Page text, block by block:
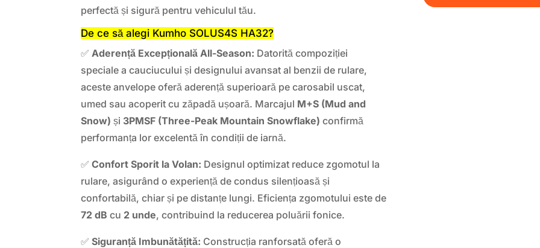
perfectă și sigură pentru vehiculul tău.
De ce să alegi Kumho SOLUS4S HA32?
✅ Aderență Excepțională All-Season: Datorită compoziției
speciale a cauciucului și designului avansat al benzii de rulare,
aceste anvelope oferă aderență superioară pe carosabil uscat,
umed sau acoperit cu zăpadă ușoară. Marcajul M+S (Mud and
Snow) și 3PMSF (Three-Peak Mountain Snowflake) confirmă
performanța lor excelentă în condiții de iarnă.
✅Confort Sporit la Volan: Designul optimizat reduce zgomotul la
rulare, asigurând o experiență de condus silențioasă și
confortabilă, chiar și pe distanțe lungi. Eficiența zgomotului este de
72 dB cu 2 unde, contribuind la reducerea poluării fonice.
✅Siguranță Imbunătățită: Construcția ranforsată oferă o